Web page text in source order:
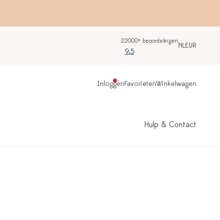
22000+ beoordelingen
9.5
NLEUR
InloggenFavorietenWinkelwagen
Hulp & Contact